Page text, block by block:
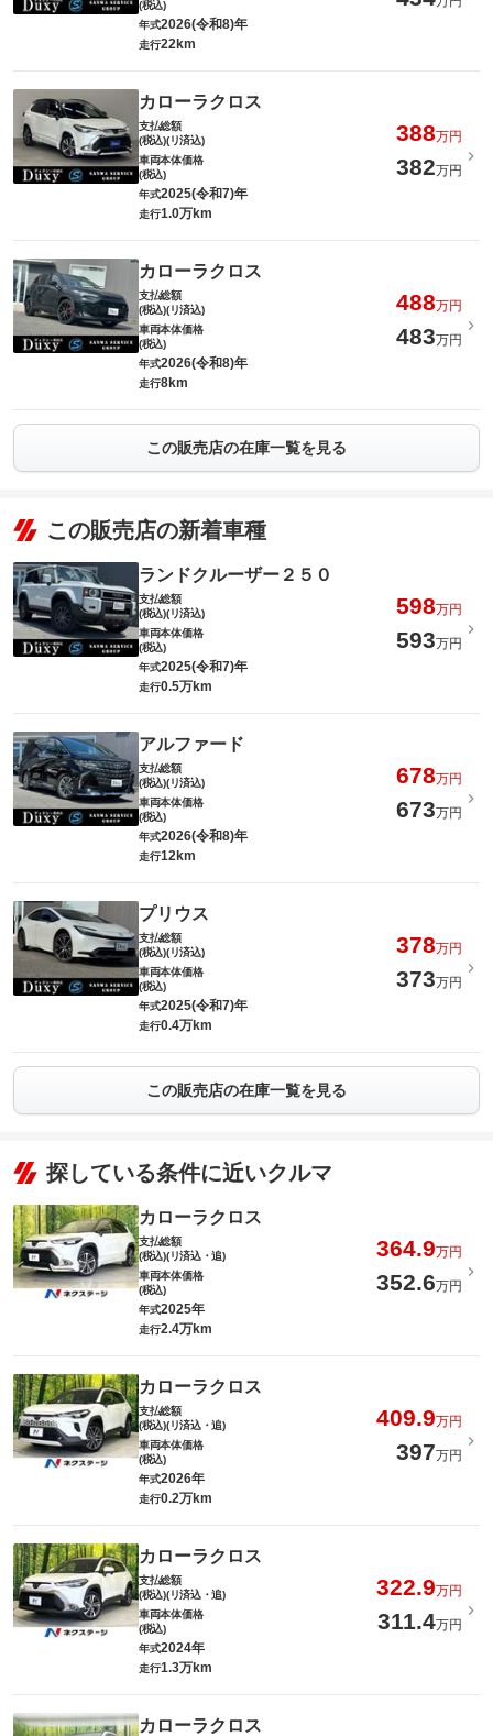
(税込)
年式2026(令和8)年
走行22km
カローラクロス
支払総額
(税込)(リ済込)
388万円
車両本体価格
(税込)
382万円
年式2025(令和7)年
走行1.0万km
カローラクロス
支払総額
(税込)(リ済込)
488万円
車両本体価格
(税込)
483万円
年式2026(令和8)年
走行8km
この販売店の在庫一覧を見る
この販売店の新着車種
ランドクルーザー２５０
支払総額
(税込)(リ済込)
598万円
車両本体価格
(税込)
593万円
年式2025(令和7)年
走行0.5万km
アルファード
支払総額
(税込)(リ済込)
678万円
車両本体価格
(税込)
673万円
年式2026(令和8)年
走行12km
プリウス
支払総額
(税込)(リ済込)
378万円
車両本体価格
(税込)
373万円
年式2025(令和7)年
走行0.4万km
この販売店の在庫一覧を見る
探している条件に近いクルマ
カローラクロス
支払総額
(税込)(リ済込・追)
364.9万円
車両本体価格
(税込)
352.6万円
年式2025年
走行2.4万km
カローラクロス
支払総額
(税込)(リ済込・追)
409.9万円
車両本体価格
(税込)
397万円
年式2026年
走行0.2万km
カローラクロス
支払総額
(税込)(リ済込・追)
322.9万円
車両本体価格
(税込)
311.4万円
年式2024年
走行1.3万km
カローラクロス